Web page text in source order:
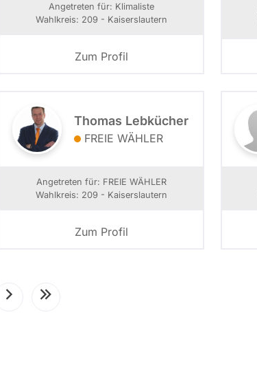
Angetreten für: Klimaliste
Wahlkreis: 209 - Kaiserslautern
Zum Profil
Thomas Lebkücher
FREIE WÄHLER
Angetreten für: FREIE WÄHLER
Wahlkreis: 209 - Kaiserslautern
Zum Profil
NächsteLetzte